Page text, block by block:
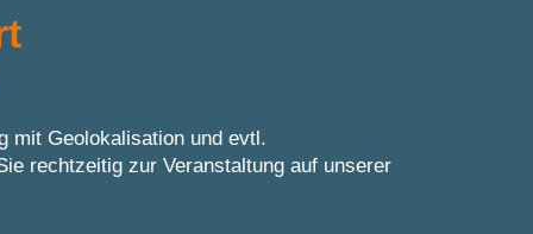
mit Geolokalisation und evtl.
rechtzeitig zur Veranstaltung auf unserer